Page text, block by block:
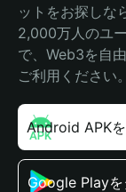
ットをお探しな
2,000万人のユ
で、Web3を自
ご利用ください。
Android APK
Google Playを